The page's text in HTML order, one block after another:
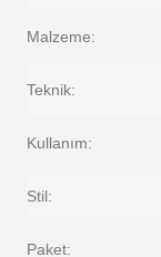
Malzeme:
Teknik:
Kullanım:
Stil:
Paket: